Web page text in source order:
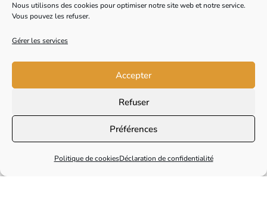
Nous utilisons des cookies pour optimiser notre site web et notre service.
Vous pouvez les refuser.
Gérer les services
Accepter
Refuser
Préférences
Politique de cookiesDéclaration de confidentialité
Chemise laine Mérinos
Collection Usine
Anciens modèles
2026 © SICA Longo Maï – Tous droits réservés –
Mentions légales–Politique de confidentialité–
Conditions générales de vente